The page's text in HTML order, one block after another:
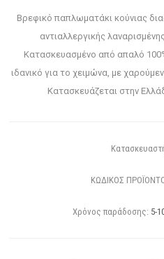
Βρεφικό παπλωματάκι κούνιας
αντιαλλεργικής
Κατασκευασμένο από απαλό
ιδανικό για το χειμώνα, με
Κατασκευάζεται στην
ΚΩΔΙΚΟΣ
Χρόνος παράδοσης: 5-